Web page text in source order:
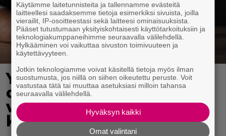
Yli puolet suomalaisista
on huolissaan alkoholin
vaikutuksista kansaan,
kertoo tutkimus
Käytämme laitetunnisteita ja tallennamme evästeitä
laitteellesi saadaksemme tietoja esimerkiksi sivuista, joilla
vierailit, IP-osoitteestasi sekä laitteesi ominaisuuksista.
Pääset tutustumaan yksityiskohtaisesti käyttötarkoituksiin ja
teknologiakumppaneihimme seuraavalla välilehdellä.
Hylkääminen voi vaikuttaa sivuston toimivuuteen ja
käytettävyyteen.
Jotkin teknologiamme voivat käsitellä tietoja myös ilman
suostumusta, jos niillä on siihen oikeutettu peruste. Voit
vastustaa tätä tai muuttaa asetuksiasi milloin tahansa
seuraavalla välilehdellä.
Hyväksyn kaikki
Omat valintani